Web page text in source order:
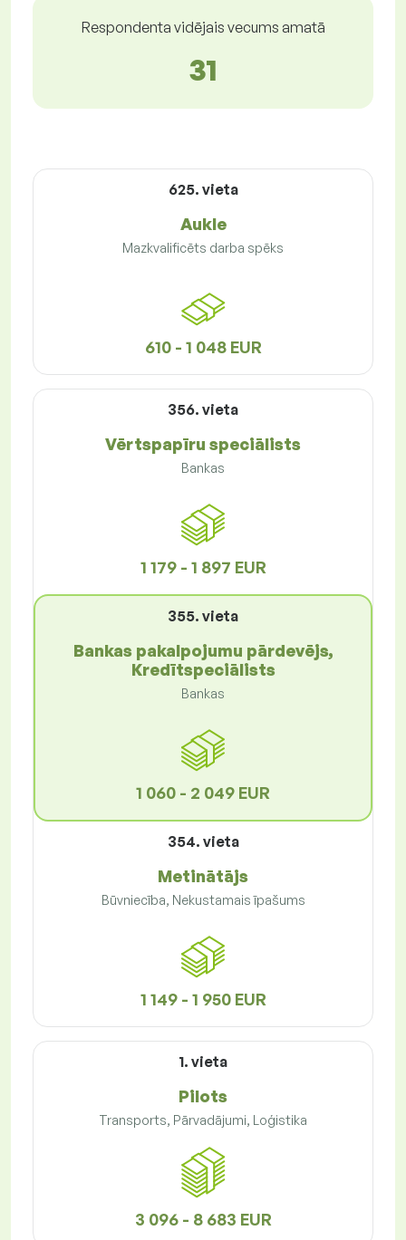
Respondenta vidējais vecums amatā
31
625. vieta
Aukle
Mazkvalificēts darba spēks
610 - 1 048 EUR
356. vieta
Vērtspapīru speciālists
Bankas
1 179 - 1 897 EUR
355. vieta
Bankas pakalpojumu pārdevējs,
Kredītspeciālists
Bankas
1 060 - 2 049 EUR
354. vieta
Metinātājs
Būvniecība, Nekustamais īpašums
1 149 - 1 950 EUR
1. vieta
Pilots
Transports, Pārvadājumi, Loģistika
3 096 - 8 683 EUR